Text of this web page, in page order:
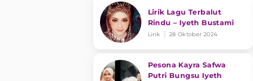
Lirik Lagu Terbalut
Rindu – Iyeth Bustami
Lirik 28 Oktober 2024
Pesona Kayra Safwa
Putri Bungsu Iyeth